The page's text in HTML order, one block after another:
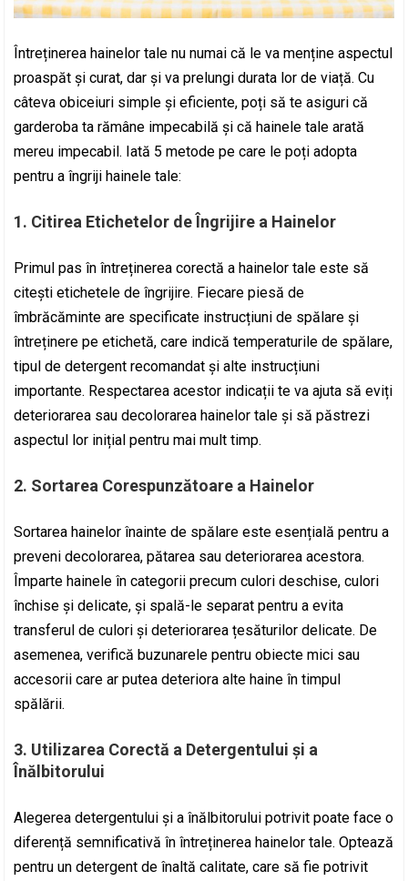
Întreținerea hainelor tale nu numai că le va menține aspectul
proaspăt și curat, dar și va prelungi durata lor de viață. Cu
câteva obiceiuri simple și eficiente, poți să te asiguri că
garderoba ta rămâne impecabilă și că hainele tale arată
mereu impecabil. Iată 5 metode pe care le poți adopta
pentru a îngriji hainele tale:
1. Citirea Etichetelor de Îngrijire a Hainelor
Primul pas în întreținerea corectă a hainelor tale este să
citești etichetele de îngrijire. Fiecare piesă de
îmbrăcăminte are specificate instrucțiuni de spălare și
întreținere pe etichetă, care indică temperaturile de spălare,
tipul de detergent recomandat și alte instrucțiuni
importante. Respectarea acestor indicații te va ajuta să eviți
deteriorarea sau decolorarea hainelor tale și să păstrezi
aspectul lor inițial pentru mai mult timp.
2. Sortarea Corespunzătoare a Hainelor
Sortarea hainelor înainte de spălare este esențială pentru a
preveni decolorarea, pătarea sau deteriorarea acestora.
Împarte hainele în categorii precum culori deschise, culori
închise și delicate, și spală-le separat pentru a evita
transferul de culori și deteriorarea țesăturilor delicate. De
asemenea, verifică buzunarele pentru obiecte mici sau
accesorii care ar putea deteriora alte haine în timpul
spălării.
3. Utilizarea Corectă a Detergentului și a
Înălbitorului
Alegerea detergentului și a înălbitorului potrivit poate face o
diferență semnificativă în întreținerea hainelor tale. Optează
pentru un detergent de înaltă calitate, care să fie potrivit